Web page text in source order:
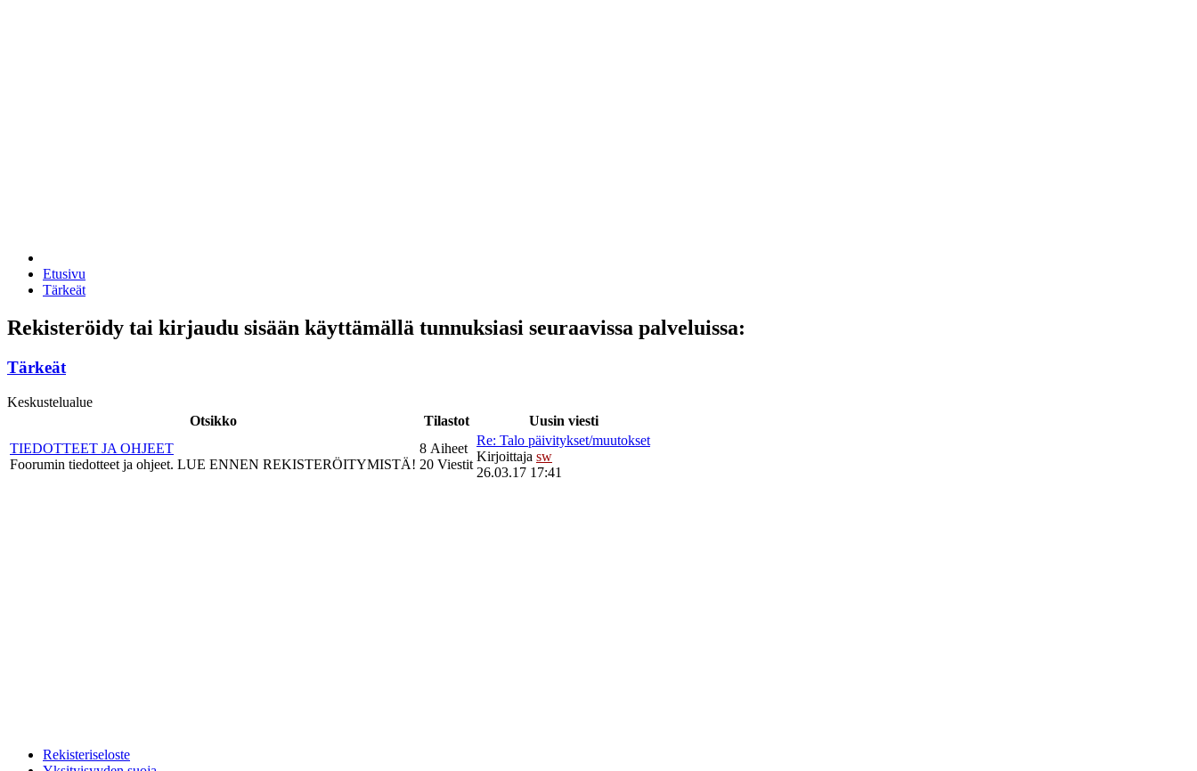
Etusivu
Tärkeät
Rekisteröidy tai kirjaudu sisään käyttämällä tunnuksiasi seuraavissa palveluissa:
Tärkeät
Keskustelualue
Otsikko
Tilastot
Uusin viesti
TIEDOTTEET JA OHJEET
Foorumin tiedotteet ja ohjeet. LUE ENNEN REKISTERÖITYMISTÄ!
8 Aiheet
20 Viestit
Re: Talo päivitykset/muutokset
Kirjoittaja sw
26.03.17 17:41
Rekisteriseloste